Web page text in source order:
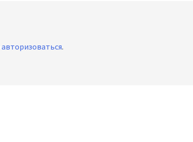
авторизоваться.